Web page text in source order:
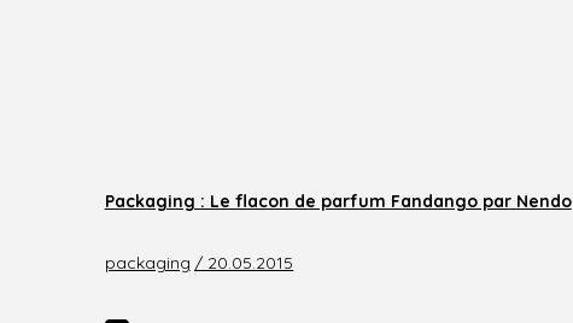
Packaging : Le flacon de parfum Fandango par Nendo
packaging / 20.05.2015